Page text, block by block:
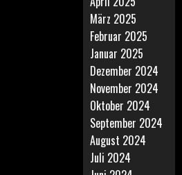
März 2025
Februar 2025
Januar 2025
Dezember 2024
November 2024
Oktober 2024
September 2024
August 2024
Juli 2024